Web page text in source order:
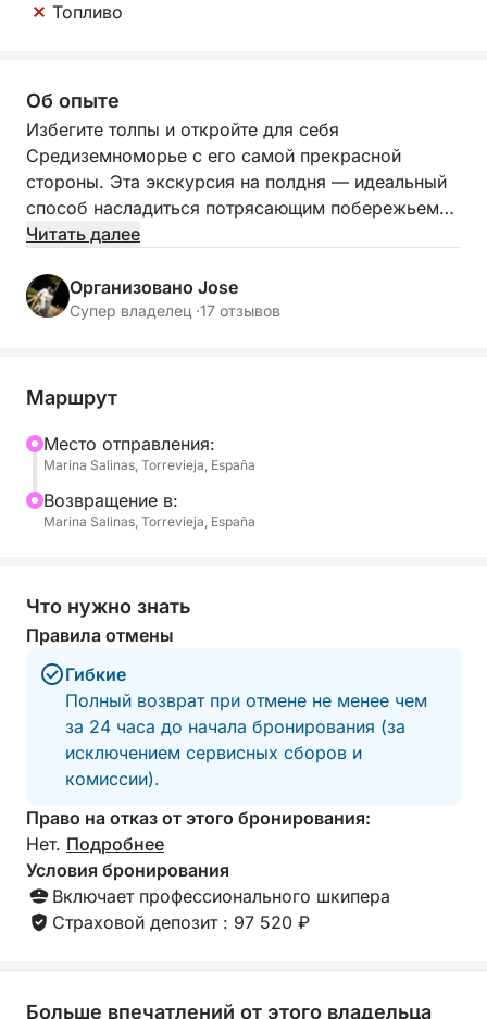
Топливо
Об опыте
Избегите толпы и откройте для себя
Средиземноморье с его самой прекрасной
стороны. Эта экскурсия на полдня — идеальный
способ насладиться потрясающим побережьем
Торревьехи, сочетая отдых, купание и
приключение.
вас, открывая уединенные бухты, захватывающие
якорь в кристально чистых водах, где вы
сможете поплавать, заняться сноркелингом,
покататься на сапборде или просто отдохнуть
под испанским солнцем под нежный шум моря.
* Расслабляющий круиз вдоль побережья из
Торревьехи
* Купание в уединенных средиземноморских
бухтах
* Сноркелинг в чистых, спокойных водах
* Катание на сапборде и другие водные виды
спорта
* Захватывающие возможности для фотосъемки
вдоль побережья
Эта экскурсия, разработанная для гостей,
которые хотят максимально использовать свое
время на воде, сочетает в себе комфорт, стиль и
исключительный сервис. Просторные зоны
Читать далее
Организовано Jose
Супер владелец ·17 отзывов
Маршрут
Mесто отправления:
Marina Salinas, Torrevieja, España
Bозвращение в:
Marina Salinas, Torrevieja, España
Что нужно знать
Правила отмены
Гибкие
Полный возврат при отмене не менее чем
за 24 часа до начала бронирования (за
исключением сервисных сборов и
комиссии).
Право на отказ от этого бронирования:
Нет. Подробнее
Условия бронирования
Включает профессионального шкипера
Страховой депозит : 97 520 ₽
Больше впечатлений от этого владельца